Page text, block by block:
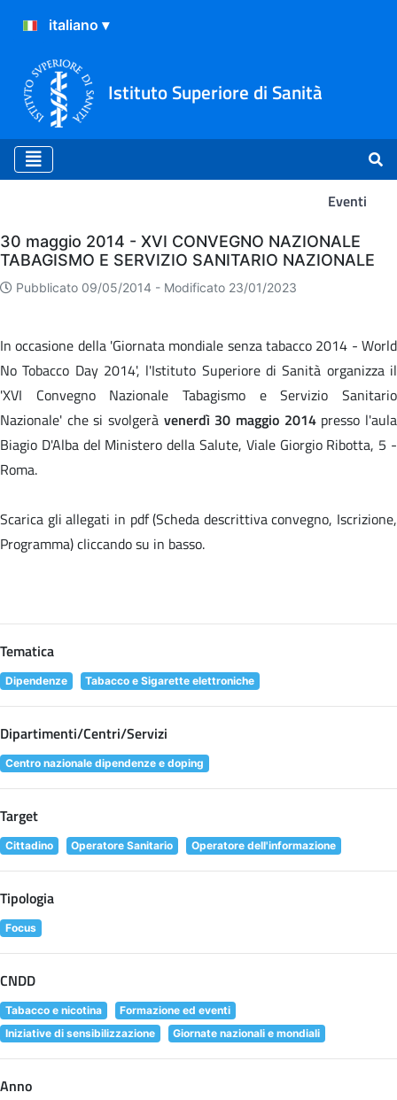
Istituto Superiore di Sanità
Eventi
Eventi
30 maggio 2014 - XVI CONVEGNO NAZIONALE
TABAGISMO E SERVIZIO SANITARIO NAZIONALE
Pubblicato 09/05/2014 - Modificato 23/01/2023
In occasione della 'Giornata mondiale senza tabacco 2014 - World
No Tobacco Day 2014', l'Istituto Superiore di Sanità organizza il
'XVI Convegno Nazionale Tabagismo e Servizio Sanitario
Nazionale' che si svolgerà venerdì 30 maggio 2014presso l'aula
Biagio D'Alba del Ministero della Salute, Viale Giorgio Ribotta, 5 -
Roma.
Scarica gli allegati in pdf (Scheda descrittiva convegno, Iscrizione,
Programma) cliccando su in basso.
Tematica
Dipendenze Tabacco e Sigarette elettroniche
Dipartimenti/Centri/Servizi
Centro nazionale dipendenze e doping
Target
Cittadino Operatore Sanitario Operatore dell'informazione
Tipologia
Focus
CNDD
Tabacco e nicotina
Formazione ed eventi
Iniziative di sensibilizzazione
Giornate nazionali e mondiali
Anno